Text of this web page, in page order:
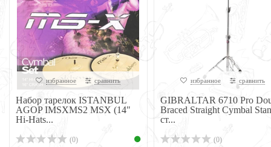
избранное сравнить
Набор тарелок ISTANBUL
AGOP IMSXMS2 MSX (14"
Hi-Hats...
(0)
избранное сравнить
GIBRALTAR 6710 Pro
Braced Straight Cymbal
ст...
(0)